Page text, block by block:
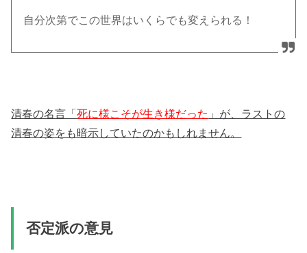
自分次第でこの世界はいくらでも変えられる！
清春の名言「死に様こそが生き様だった 」が、ラストの
清春の姿をも暗示していたのかもしれません。
否定派の意見